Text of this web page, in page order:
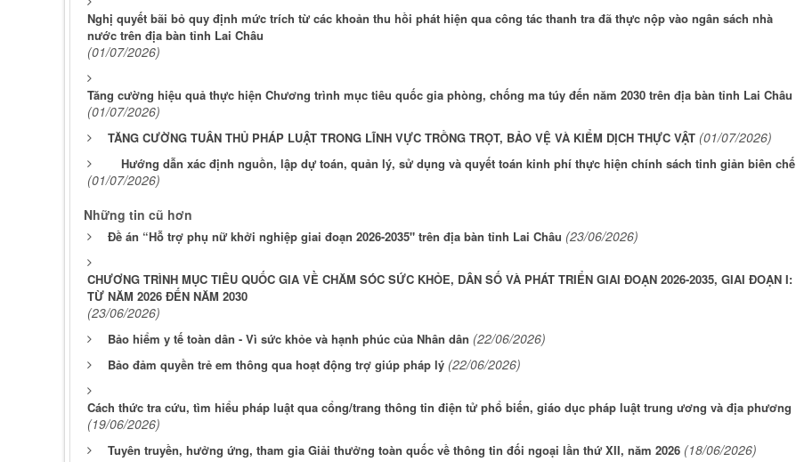
Nghị quyết bãi bỏ quy định mức trích từ các khoản thu hồi phát hiện qua công tác thanh tra đã thực nộp vào ngân sách nhà
nước trên địa bàn tỉnh Lai Châu
(01/07/2026)
Tăng cường hiệu quả thực hiện Chương trình mục tiêu quốc gia phòng, chống ma túy đến năm 2030 trên địa bàn tỉnh Lai Châu
(01/07/2026)
TĂNG CƯỜNG TUÂN THỦ PHÁP LUẬT TRONG LĨNH VỰC TRỒNG TRỌT, BẢO VỆ VÀ KIỂM DỊCH THỰC VẬT (01/07/2026)
Hướng dẫn xác định nguồn, lập dự toán, quản lý, sử dụng và quyết toán kinh phí thực hiện chính sách tinh giản biên chế
(01/07/2026)
Những tin cũ hơn
Đề án “Hỗ trợ phụ nữ khởi nghiệp giai đoạn 2026-2035" trên địa bàn tỉnh Lai Châu (23/06/2026)
CHƯƠNG TRÌNH MỤC TIÊU QUỐC GIA VỀ CHĂM SÓC SỨC KHỎE, DÂN SỐ VÀ PHÁT TRIỂN GIAI ĐOẠN 2026-2035, GIAI ĐOẠN I:
TỪ NĂM 2026 ĐẾN NĂM 2030
(23/06/2026)
Bảo hiểm y tế toàn dân - Vì sức khỏe và hạnh phúc của Nhân dân (22/06/2026)
Bảo đảm quyền trẻ em thông qua hoạt động trợ giúp pháp lý (22/06/2026)
Cách thức tra cứu, tìm hiểu pháp luật qua cổng/trang thông tin điện tử phổ biến, giáo dục pháp luật trung ương và địa phương
(19/06/2026)
Tuyên truyền, hưởng ứng, tham gia Giải thưởng toàn quốc về thông tin đối ngoại lần thứ XII, năm 2026 (18/06/2026)